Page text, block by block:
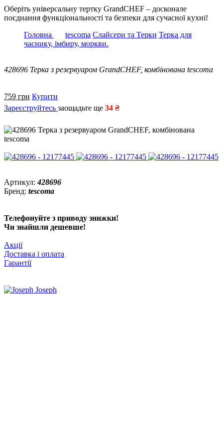
Оберіть універсальну тертку GrandCHEF – досконале
поєднання функціональності та безпеки для сучасної кухні!
Головна
tescoma Слайсери та Терки Терка для
часнику, імбиру, моркви.
428696 Терка з резервуаром GrandCHEF, комбінована tescoma
759 грн Купити
Зареєструйтесь заощадьте ще 34 ₴
Артикул:428696
Бренд: tescoma
Телефонуйте з приводу знижки!
Чи знайшли дешевше!
Акції
Доставка і оплата
Гарантії